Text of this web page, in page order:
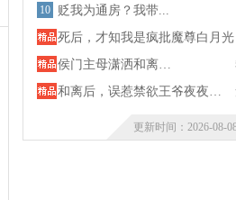
10 贬我为通房？我带...
死后，才知我是疯批魔尊白月光
侯门主母潇洒和离…
和离后，误惹禁欲王爷夜夜…
更新时间：2026-08-